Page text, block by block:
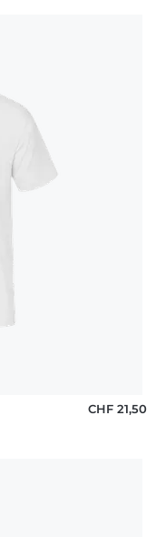
CHF 21,50